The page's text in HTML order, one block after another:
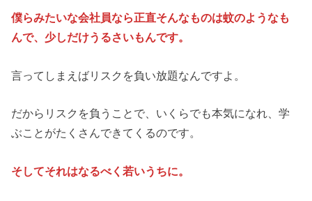
僕らみたいな会社員なら正直そんなものは蚊のようなも
んで、少しだけうるさいもんです。
言ってしまえばリスクを負い放題なんですよ。
だからリスクを負うことで、いくらでも本気になれ、学
ぶことがたくさんできてくるのです。
そしてそれはなるべく若いうちに。